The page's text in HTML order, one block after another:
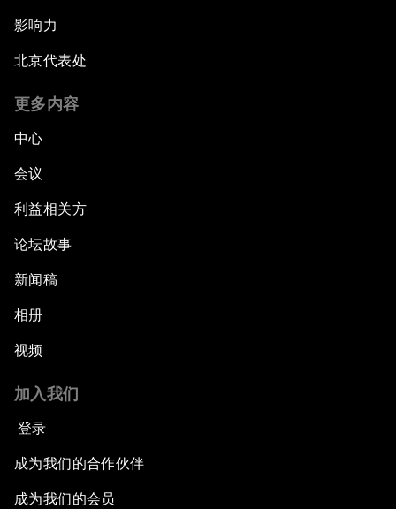
影响力
北京代表处
更多内容
中心
会议
利益相关方
论坛故事
新闻稿
相册
视频
加入我们
登录
成为我们的合作伙伴
成为我们的会员